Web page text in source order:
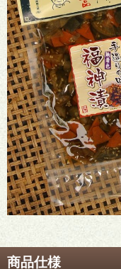
商品仕様